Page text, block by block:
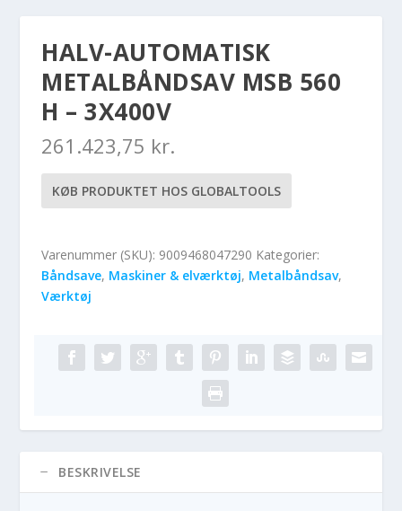
HALV-AUTOMATISK
METALBÅNDSAV MSB 560
H – 3X400V
261.423,75 kr.
KØB PRODUKTET HOS GLOBALTOOLS
Varenummer (SKU): 9009468047290 Kategorier:
Båndsave, Maskiner & elværktøj, Metalbåndsav,
Værktøj
BESKRIVELSE